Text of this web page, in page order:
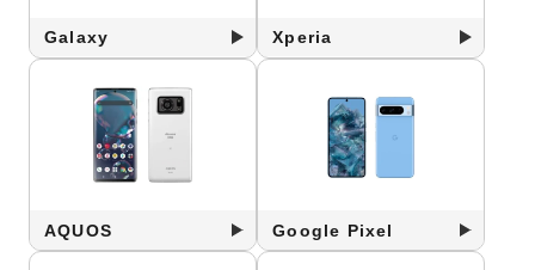
Galaxy Xperia
AQUOS Google Pixel